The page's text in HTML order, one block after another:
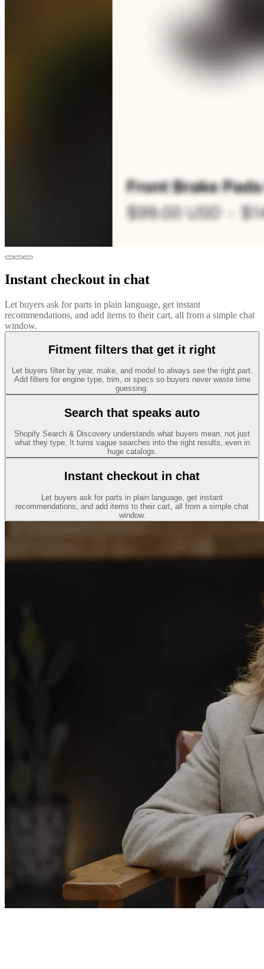
Instant checkout in chat
Let buyers ask for parts in plain language, get instant
recommendations, and add items to their cart, all from a simple chat
window.
Fitment filters that get it right
Let buyers filter by year, make, and model to always see the right part.
Add filters for engine type, trim, or specs so buyers never waste time
guessing.
Search that speaks auto
Shopify Search & Discovery understands what buyers mean, not just
what they type. It turns vague searches into the right results, even in
huge catalogs.
Instant checkout in chat
Let buyers ask for parts in plain language, get instant
recommendations, and add items to their cart, all from a simple chat
window.